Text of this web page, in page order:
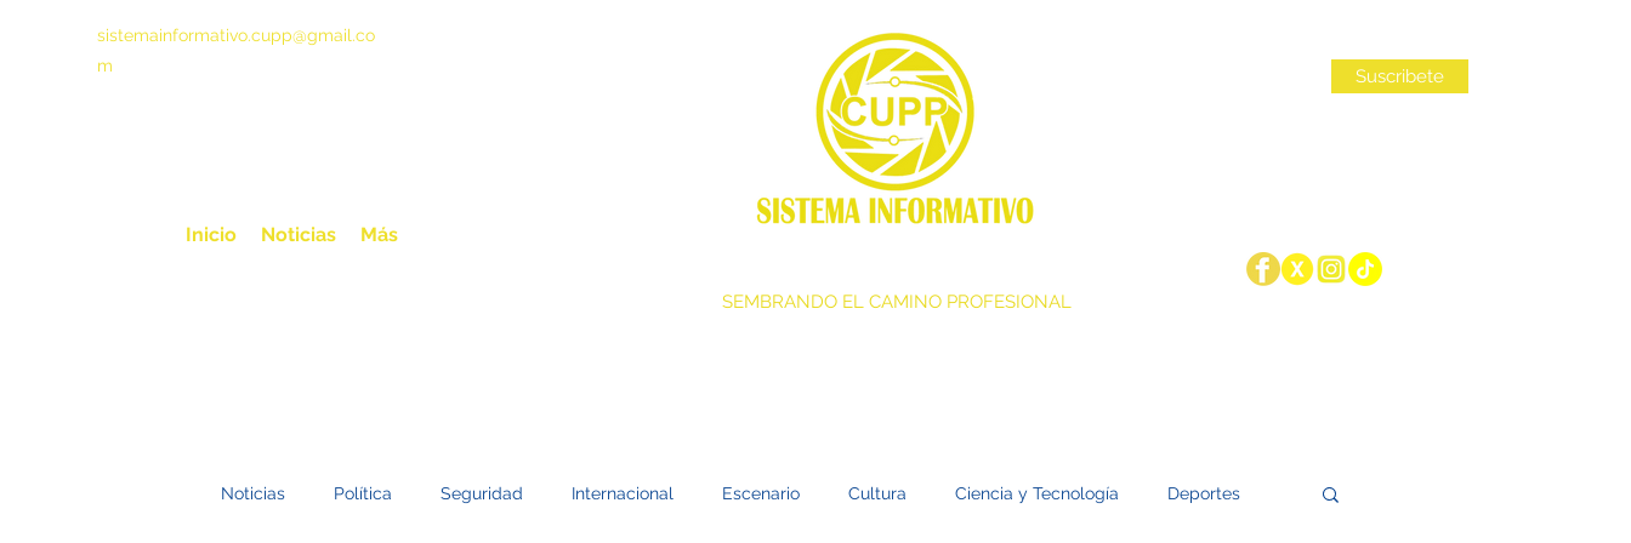
sistemainformativo.cupp@gmail.co
m
Suscribete
Inicio Noticias Más
SEMBRANDO EL CAMINO PROFESIONAL
Noticias Política Seguridad Internacional Escenario Cultura Ciencia y Tecnología Deportes